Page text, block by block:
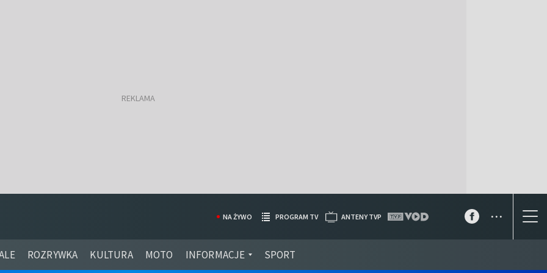
ROZRYWKA KULTURA MOTO INFORMACJE SPORT
NA ŻYWO PROGRAM TV ANTENY TVP ...